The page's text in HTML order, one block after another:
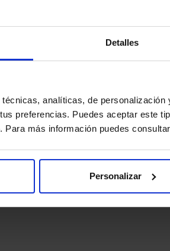
Detalles
analíticas, de
preferencias. Puedes aceptar este
Para más información puedes
Personalizar
Los
1 … 5 6 7